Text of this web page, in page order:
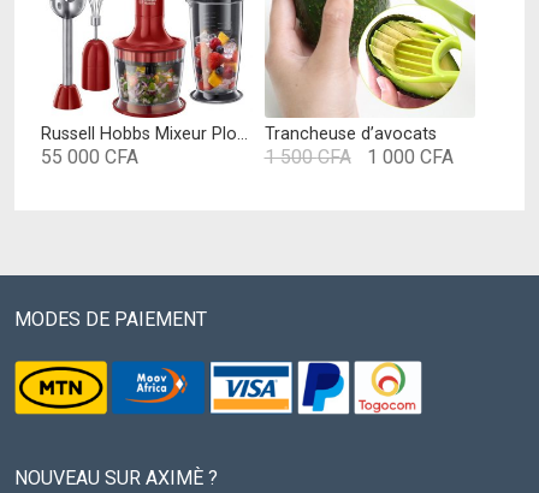
000 CFA.
Russell Hobbs Mixeur Plongeant Multifonction 3en1 500ml, Mélange, Hache, Fouette, Mixe, Compatible Lave Vaisselle – Rouge 24700-56 Desire
55 000 CFA
Trancheuse d’avocats
1 500CFA
Le
1
1 000CFA
1
MODES DE PAIEMENT
NOUVEAU SUR AXIMÈ ?